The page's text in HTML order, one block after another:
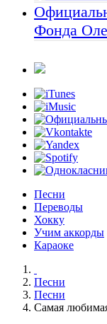
Фонда
Песни
Переводы
Хокку
Учим аккорды
Караоке
Песни
Песни
Самая